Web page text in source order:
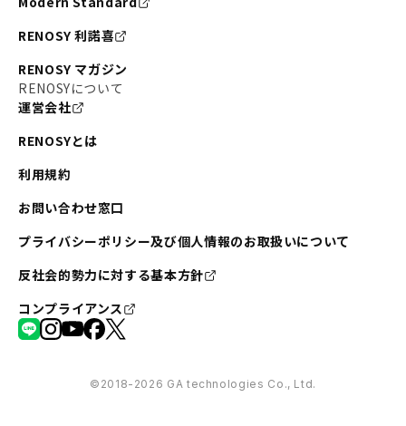
RENOSY 利諾喜
RENOSY マガジン
RENOSYについて
運営会社
RENOSYとは
利用規約
お問い合わせ窓口
プライバシーポリシー及び個人情報のお取扱いについて
反社会的勢力に対する基本方針
コンプライアンス
©︎2018-2026 GA technologies Co., Ltd.